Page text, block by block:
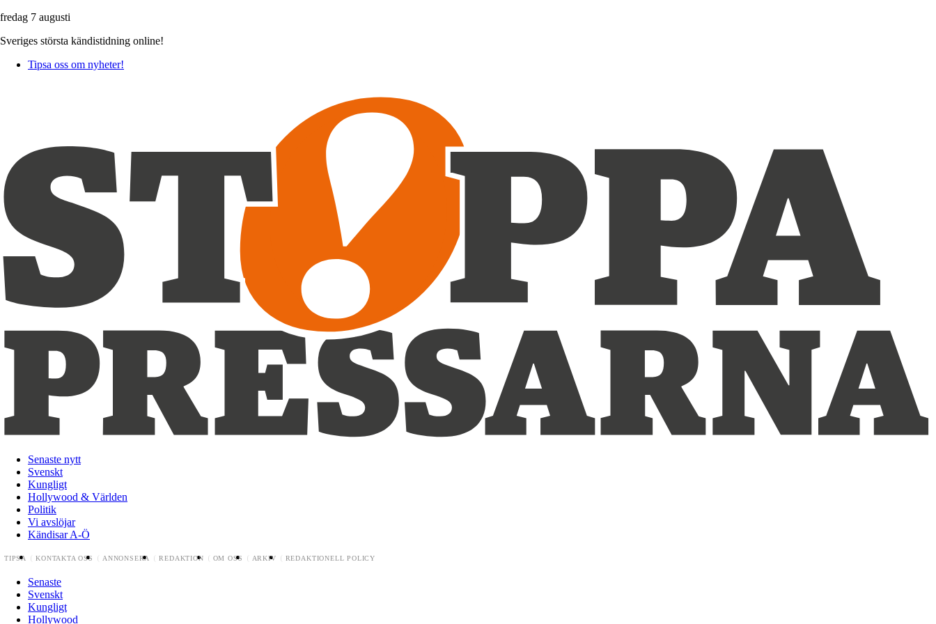
fredag 7 augusti
Sveriges största kändistidning online!
Tipsa oss om nyheter!
Senaste nytt
Svenskt
Kungligt
Hollywood & Världen
Politik
Vi avslöjar
Kändisar A-Ö
TIPSA KONTAKTA OSS ANNONSERA REDAKTION OM OSS ARKIV REDAKTIONELL POLICY
Senaste
Svenskt
Kungligt
Hollywood